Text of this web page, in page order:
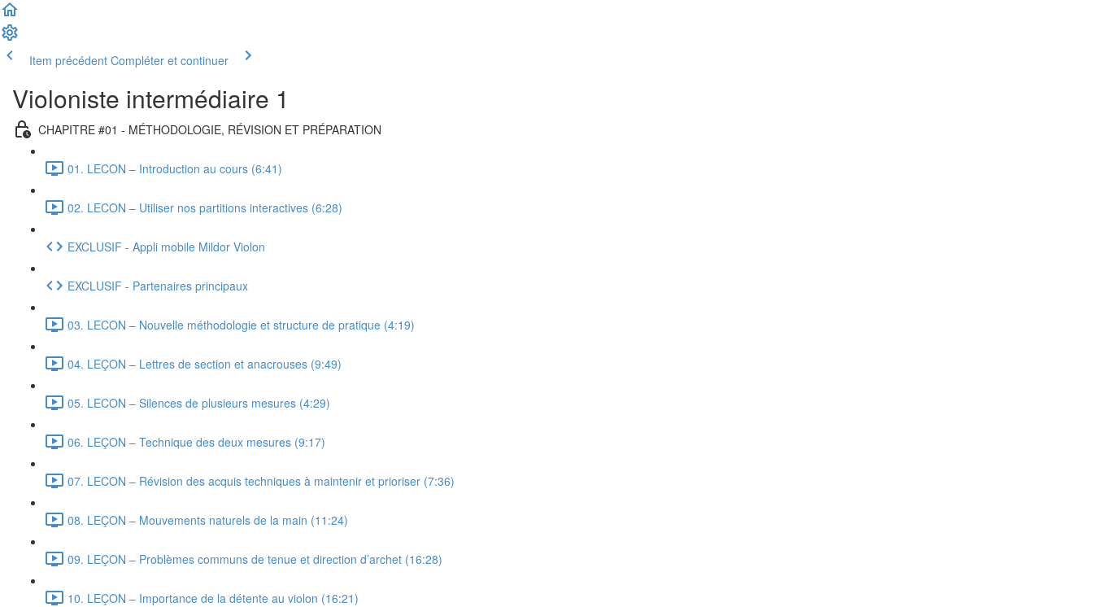
Item précédent Compléter et continuer
Violoniste intermédiaire 1
CHAPITRE #01 - MÉTHODOLOGIE, RÉVISION ET PRÉPARATION
01. LECON – Introduction au cours (6:41)
02. LECON – Utiliser nos partitions interactives (6:28)
EXCLUSIF - Appli mobile Mildor Violon
EXCLUSIF - Partenaires principaux
03. LECON – Nouvelle méthodologie et structure de pratique (4:19)
04. LEÇON – Lettres de section et anacrouses (9:49)
05. LECON – Silences de plusieurs mesures (4:29)
06. LEÇON – Technique des deux mesures (9:17)
07. LECON – Révision des acquis techniques à maintenir et prioriser (7:36)
08. LEÇON – Mouvements naturels de la main (11:24)
09. LEÇON – Problèmes communs de tenue et direction d’archet (16:28)
10. LEÇON – Importance de la détente au violon (16:21)